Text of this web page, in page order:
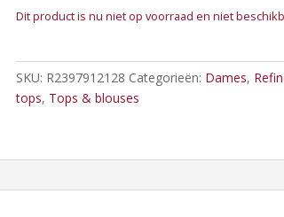
Dit product is nu niet op voorraad en niet
SKU: R2397912128 Categorieën: Dames,
tops, Tops & blouses